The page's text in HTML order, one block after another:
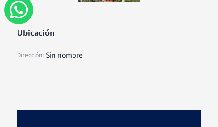
W
h
a
Ubicación
Dirección: Sin nombre